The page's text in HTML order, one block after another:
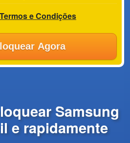
Termos e Condições
Agora
Samsung
e rapidamente